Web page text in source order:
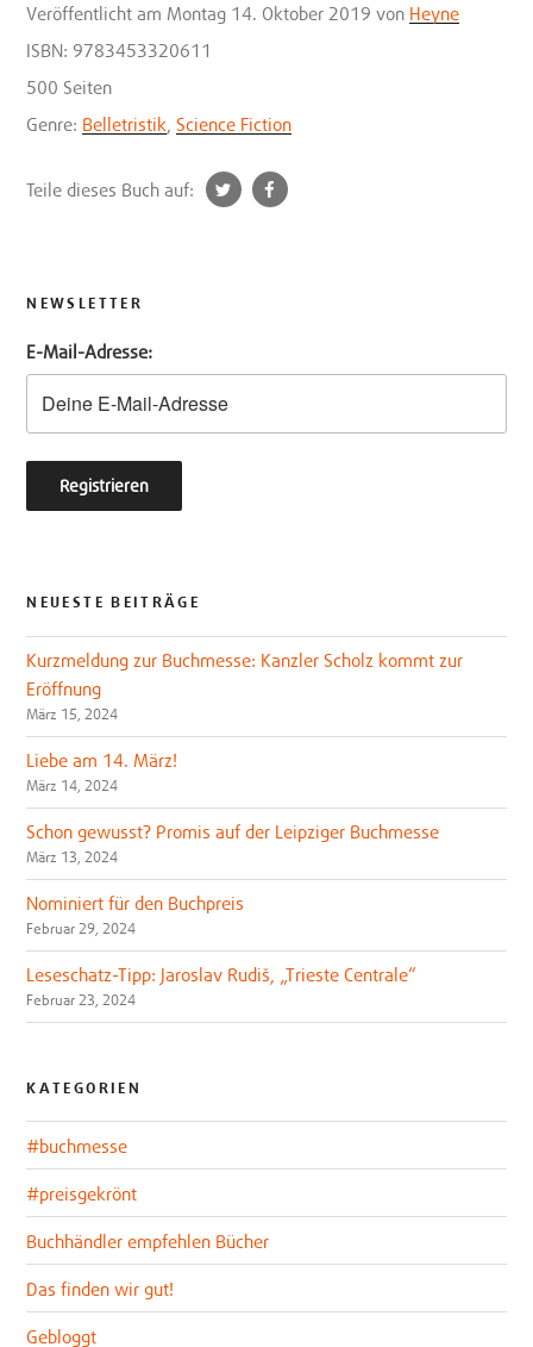
Veröffentlicht am Montag 14. Oktober 2019 von Heyne
ISBN: 9783453320611
500 Seiten
Genre: Belletristik Science Fiction
Teile dieses Buch auf:
t
NEWSLETTER
E-Mail-Adresse:
NEUESTE BEITRÄGE
Kurzmeldung zur Buchmesse: Kanzler Scholz kommt zur
Eröffnung
März 15, 2024
Liebe am 14. März!
März 14, 2024
Schon gewusst? Promis auf der Leipziger Buchmesse
März 13, 2024
Nominiert für den Buchpreis
Februar 29, 2024
Leseschatz-Tipp: Jaroslav Rudiš, „Trieste Centrale“
Februar 23, 2024
KATEGORIEN
#buchmesse
#preisgekrönt
Buchhändler empfehlen Bücher
Das finden wir gut!
Gebloggt